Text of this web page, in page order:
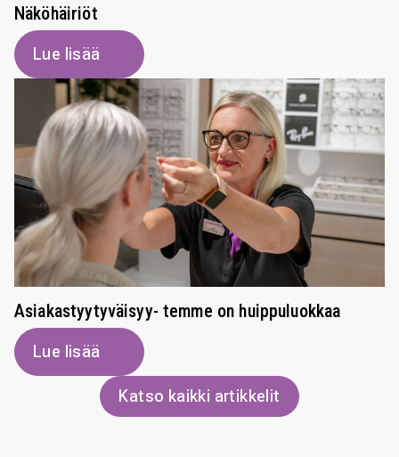
Näköhäiriöt
Lue lisää
Asiakastyytyväisyy- temme on huippuluokkaa
Lue lisää
Katso kaikki artikkelit